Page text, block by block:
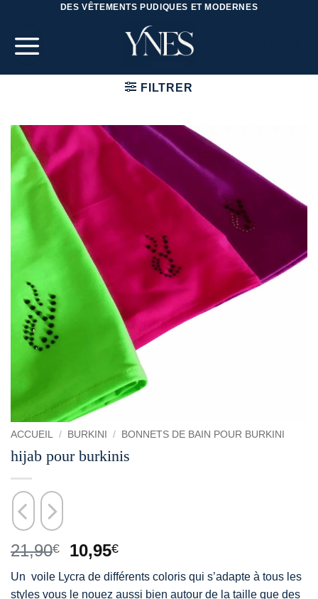
contenu
DES VÊTEMENTS PUDIQUES ET MODERNES
FILTRER
ACCUEIL / BURKINI / BONNETS DE BAIN POUR BURKINI
hijab pour burkinis
21,90€ 10,95€
Un voile Lycra de différents coloris qui s’adapte à tous les
styles vous le nouez aussi bien autour de la taille que des